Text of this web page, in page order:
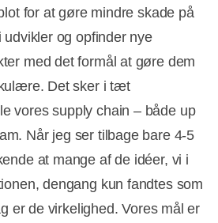
for at gøre mindre skade på
og opfinder nye
med det formål at gøre dem
Det sker i tæt
vores supply chain – både up
Når jeg ser tilbage bare 4-5
at mange af de idéer, vi i
dengang kun fandtes som
er de virkelighed. Vores mål er